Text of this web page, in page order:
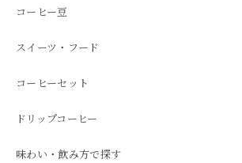
コーヒー豆
スイーツ・フード
コーヒーセット
ドリップコーヒー
味わい・飲み方で探す